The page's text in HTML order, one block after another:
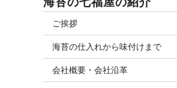
ご挨拶
海苔の仕入れから味付けまで
会社概要・会社沿革